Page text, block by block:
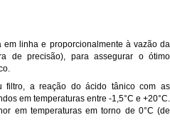
linha e proporcionalmente à vazão da
de precisão), para assegurar o ótimo
filtro, a reação do ácido tânico com as
em temperaturas entre -1,5°C e +20°C.
em temperaturas em torno de 0°C (de